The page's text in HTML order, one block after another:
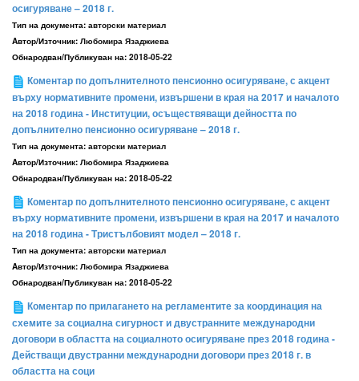
осигуряване – 2018 г.
Тип на документа: авторски материал
Aвтор/Източник: Любомира Язаджиева
Обнародван/Публикуван на: 2018-05-22
Коментар по допълнителното пенсионно осигуряване, с акцент
върху нормативните промени, извършени в края на 2017 и началото
на 2018 година - Институции, осъществяващи дейността по
допълнително пенсионно осигуряване – 2018 г.
Тип на документа: авторски материал
Aвтор/Източник: Любомира Язаджиева
Обнародван/Публикуван на: 2018-05-22
Коментар по допълнителното пенсионно осигуряване, с акцент
върху нормативните промени, извършени в края на 2017 и началото
на 2018 година - Тристълбовият модел – 2018 г.
Тип на документа: авторски материал
Aвтор/Източник: Любомира Язаджиева
Обнародван/Публикуван на: 2018-05-22
Коментар по прилагането на регламентите за координация на
схемите за социална сигурност и двустранните международни
договори в областта на социалното осигуряване през 2018 година -
Действащи двустранни международни договори през 2018 г. в
областта на соци